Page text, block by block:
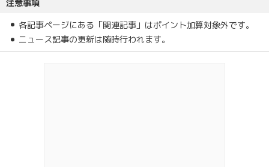
注意事項
各記事ページにある「関連記事」はポイント加算対象外です。
ニュース記事の更新は随時行われます。